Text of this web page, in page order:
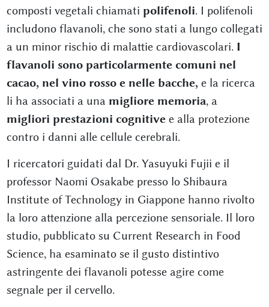
composti vegetali chiamati polifenoli. I polifenoli
includono flavanoli, che sono stati a lungo collegati
a un minor rischio di malattie cardiovascolari. I
flavanoli sono particolarmente comuni nel
cacao, nel vino rosso e nelle bacche, e la ricerca
li ha associati a una migliore memoria, a
migliori prestazioni cognitivee alla protezione
contro i danni alle cellule cerebrali.
I ricercatori guidati dal Dr. Yasuyuki Fujii e il
professor Naomi Osakabe presso lo Shibaura
Institute of Technology in Giappone hanno rivolto
la loro attenzione alla percezione sensoriale. Il loro
studio, pubblicato su Current Research in Food
Science, ha esaminato se il gusto distintivo
astringente dei flavanoli potesse agire come
segnale per il cervello.